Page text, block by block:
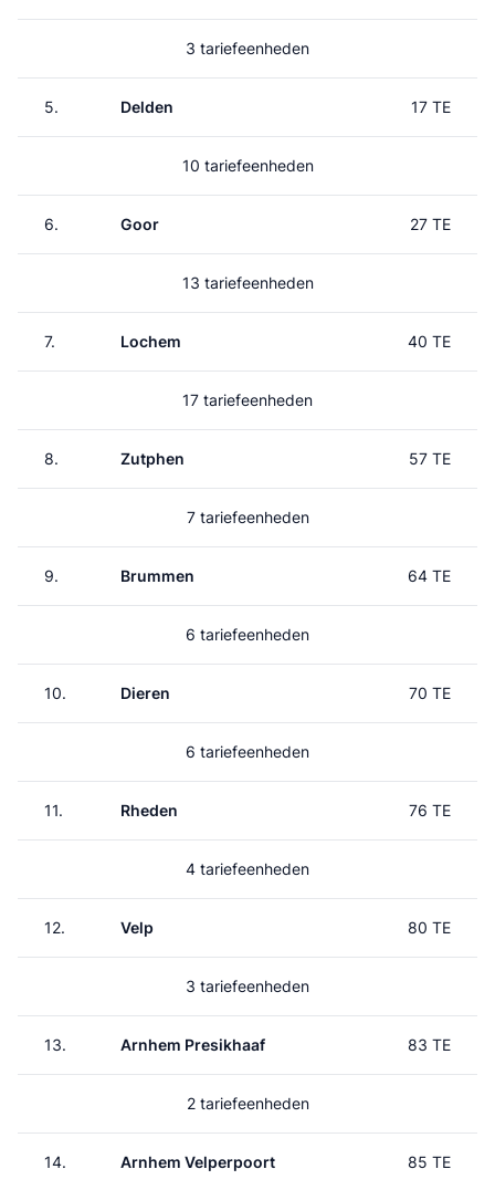
3 tariefeenheden
5. Delden 17 TE
10 tariefeenheden
6. Goor 27 TE
13 tariefeenheden
7. Lochem 40 TE
17 tariefeenheden
8. Zutphen 57 TE
7 tariefeenheden
9. Brummen 64 TE
6 tariefeenheden
10. Dieren 70 TE
6 tariefeenheden
11. Rheden 76 TE
4 tariefeenheden
12. Velp 80 TE
3 tariefeenheden
13. Arnhem Presikhaaf 83 TE
2 tariefeenheden
14. Arnhem Velperpoort 85 TE